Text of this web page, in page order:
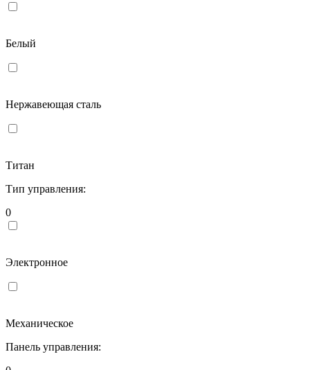
Белый
Нержавеющая сталь
Титан
Тип управления:
0
Электронное
Механическое
Панель управления: